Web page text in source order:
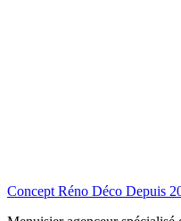
Concept Réno Déco Depuis